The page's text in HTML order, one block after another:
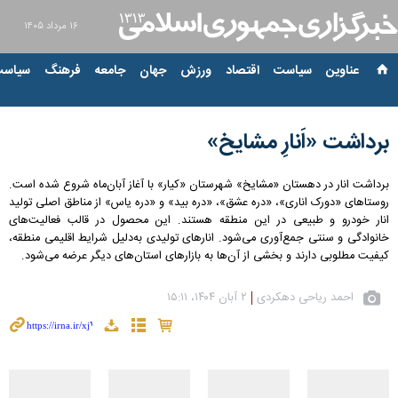
۱۶ مرداد ۱۴۰۵
عناوین‌ سیاست اقتصاد ورزش جهان جامعه فرهنگ
برداشت «اَنارِ مشایخ»
برداشت انار در دهستان «مشایخ» شهرستان «کیار» با آغاز آبان‌ماه شروع شده است.
روستاهای «دورک اناری»، «دره عشق»، «دره بید» و «دره یاس» از مناطق اصلی تولید
انار خودرو و طبیعی در این منطقه هستند. این محصول در قالب فعالیت‌های
خانوادگی و سنتی جمع‌آوری می‌شود. انارهای تولیدی به‌دلیل شرایط اقلیمی منطقه،
کیفیت مطلوبی دارند و بخشی از آن‌ها به بازارهای استان‌های دیگر عرضه می‌شود.
احمد ریاحی دهکردی ۲ آبان ۱۴۰۴، ۱۵:۱۱